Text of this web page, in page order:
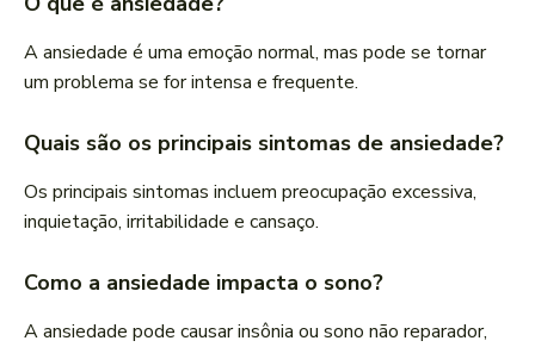
A ansiedade é uma emoção normal, mas pode se tornar
um problema se for intensa e frequente.
Quais são os principais sintomas de ansiedade?
Os principais sintomas incluem preocupação excessiva,
inquietação, irritabilidade e cansaço.
Como a ansiedade impacta o sono?
A ansiedade pode causar insônia ou sono não reparador,